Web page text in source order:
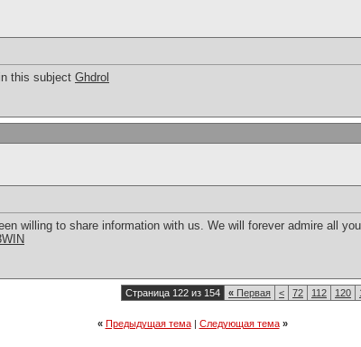
this subject Ghdrol
willing to share information with us. We will forever admire all
Страница 122 из 154 « Первая < 72 112 120
« Предыдущая тема| Следующая тема »